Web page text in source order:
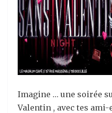
Imagine … une soirée
Valentin , avec tes